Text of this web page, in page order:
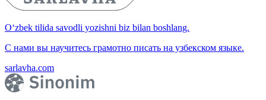
O‘zbek tilida savodli yozishni biz bilan boshlang.
С нами вы научитесь грамотно писать на узбекском языке.
sarlavha.com